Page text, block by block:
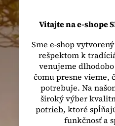
Vitajte na e-shope
Sme e-shop
rešpektom k
venujeme
čomu presne vieme,
potrebuje. Na
široký výber
potrieb, ktoré
funkčnosť a